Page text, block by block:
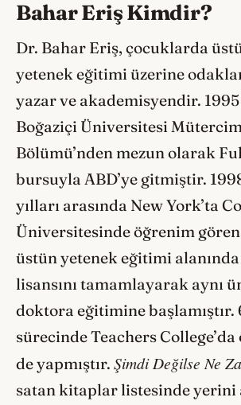
Bahar Eriş Kimdir?
Dr. Bahar Eriş, çocuklarda
yetenek eğitimi üzerine
yazar ve akademisyendir. 1995
Boğaziçi Üniversitesi
Bölümü’nden mezun olarak
bursuyla ABD’ye gitmiştir.
yılları arasında New York’ta
Üniversitesinde öğrenim
üstün yetenek eğitimi
lisansını tamamlayarak aynı
doktora eğitimine başlamıştır.
sürecinde Teachers
de yapmıştır. Şimdi Değilse Ne
satan kitaplar listesinde yerini